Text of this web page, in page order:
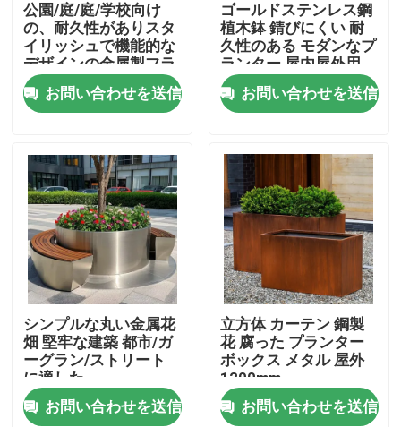
私たちに関しては
工場旅行
お問い合わせ
ニュース
引用を要求しなさい
装飾的なMetalwork
装飾的な金属彫刻
公園/庭/庭/学校向け
の、耐久性がありスタ
イリッシュで機能的な
デザインの金属製フラ
ワーポット
お問い合わせを送信
ゴールドステンレス鋼
植木鉢 錆びにくい 耐
久性のある モダンなプ
ランター 屋内屋外用
お問い合わせを送信
シンプルな丸い金属花
畑 堅牢な建築 都市/ガ
ーグラン/ストリート
に適した
お問い合わせを送信
立方体 カーテン 鋼製
花 腐った プランター
ボックス メタル 屋外
1200mm
お問い合わせを送信